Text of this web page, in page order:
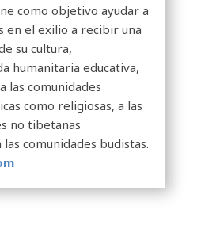
como objetivo ayudar a
en el exilio a recibir una
su cultura,
humanitaria educativa,
las comunidades
como religiosas, a las
no tibetanas
comunidades budistas.